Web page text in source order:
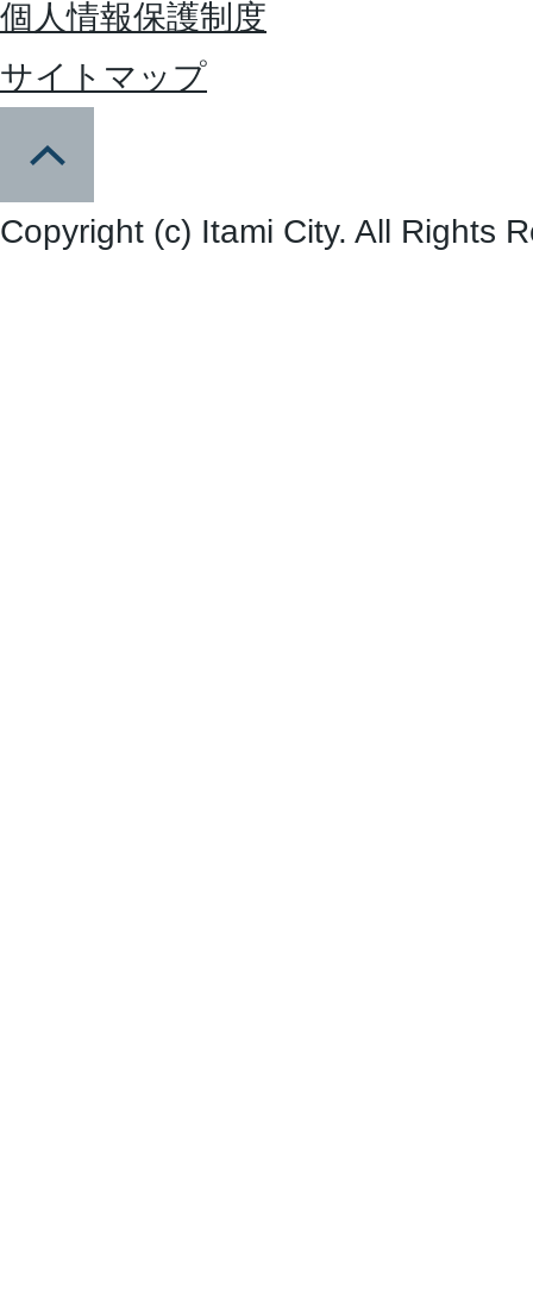
個人情報保護制度
サイトマップ
Copyright (c) Itami City. All Rights